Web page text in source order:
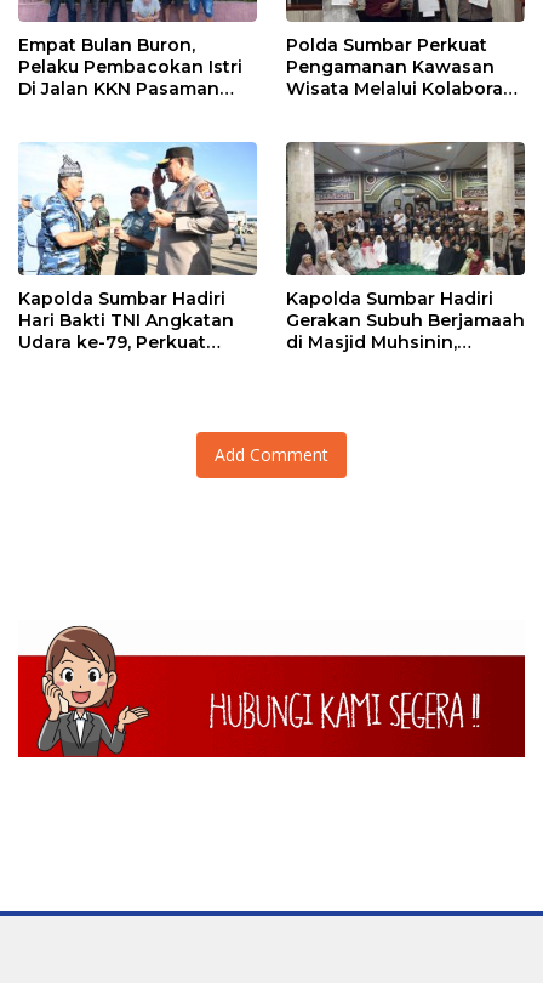
Empat Bulan Buron,
Pelaku Pembacokan Istri
Di Jalan KKN Pasaman
Pasbar Di Provinsi
Sumatera Utara
Polda Sumbar Perkuat
Pengamanan Kawasan
Wisata Melalui Kolaborasi
Kapolda Sumbar Hadiri
Hari Bakti TNI Angkatan
Udara ke-79, Perkuat
Kapolda Sumbar Hadiri
Gerakan Subuh Berjamaah
di Masjid Muhsinin,
Add Comment